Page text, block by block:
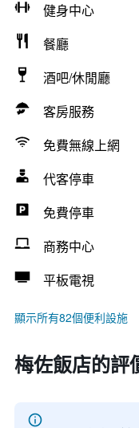
健身中心
餐廳
酒吧/休閒廳
客房服務
免費無線上網
代客停車
免費停車
商務中心
平板電視
顯示所有82個便利設施
梅佐飯店的評